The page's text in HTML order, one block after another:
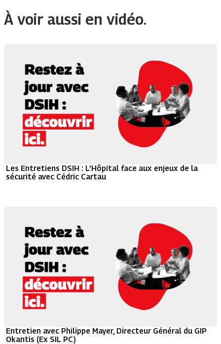
À voir aussi en vidéo.
Les Entretiens DSIH : L'Hôpital face aux enjeux de la
sécurité avec Cédric Cartau
Entretien avec Philippe Mayer, Directeur Général du GIP
Okantis (Ex SIL PC)